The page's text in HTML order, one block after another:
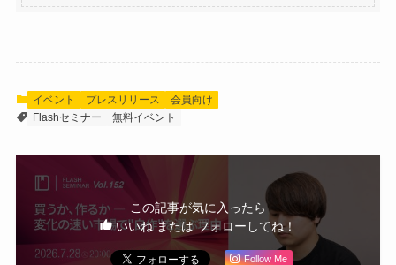
イベント プレスリリース
会員向け
Flashセミナー
無料イベント
この記事が気に入ったら
いいね または フォローしてね！
Follow Me